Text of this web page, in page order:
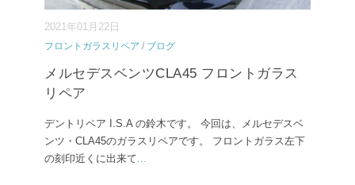
2021年01月22日
フロントガラスリペア / ブログ
メルセデスベンツCLA45 フロントガラス
リペア
デントリペア I.S.A の鈴木です。 今回は、メルセデスベ
ンツ・CLA45のガラスリペアです。 フロントガラス左下
の刻印近くに出来て...